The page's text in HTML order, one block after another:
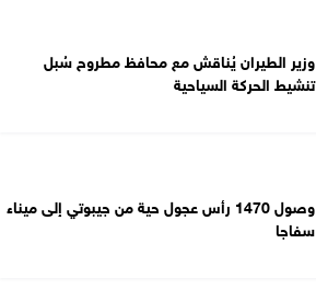
وزير الطيران يُناقش مع محافظ مطروح سُبل
تنشيط الحركة السياحية
وصول 1470 رأس عجول حية من جيبوتي إلى ميناء
سفاجا